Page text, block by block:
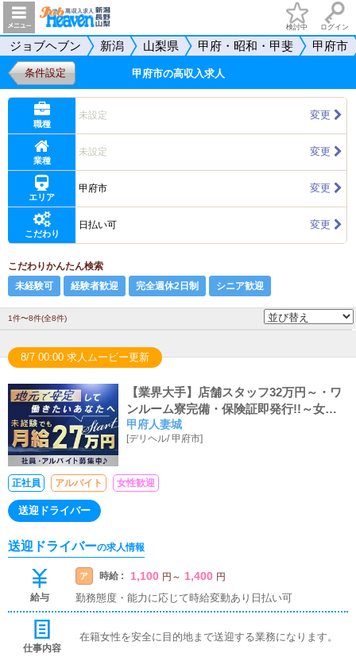
検討中 ログイン
ジョブヘブン 新潟 山梨県 甲府・昭和・甲斐 甲府市
条件設定 甲府市の高収入求人
職種
未設定 変更
業種
未設定 変更
エリア
甲府市 変更
こだわり
日払い可 変更
こだわりかんたん検索
未経験可
経験者歓迎 完全週休2日制 シニア歓迎
1件〜8件(全8件)
8/7 00:00 求人ムービー更新
【業界大手】店舗スタッフ32万円～・ワ
ンルーム寮完備・保険証即発行!!～女性
スタッフも大活躍中～～★
甲府人妻城
[デリヘル/甲府市]
正社員 アルバイト 女性歓迎
送迎ドライバー
送迎ドライバーの求人情報
給与
ア 時給 : 1,100 円 ～ 1,400 円
勤務態度・能力に応じて時給変動あり日払い可
仕事内容
在籍女性を安全に目的地まで送迎する業務になります。